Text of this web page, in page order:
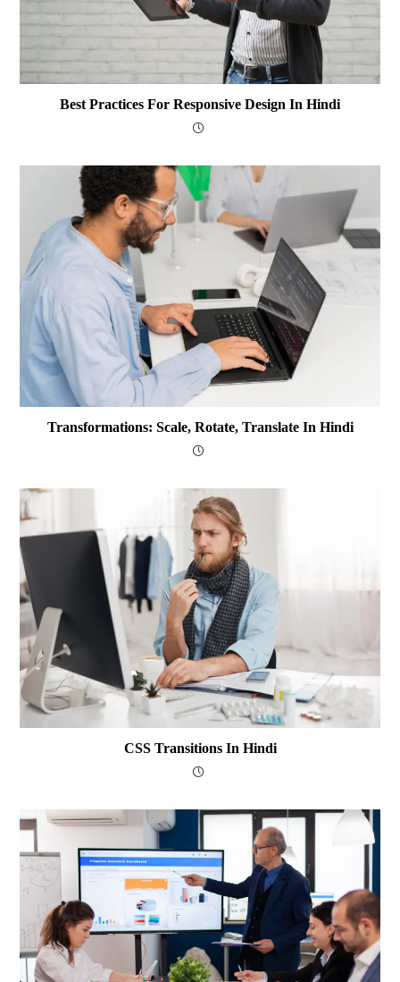
Best Practices For Responsive Design In Hindi
Transformations: Scale, Rotate, Translate In Hindi
CSS Transitions In Hindi